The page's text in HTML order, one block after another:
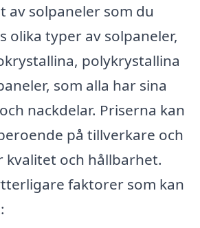
av solpaneler som du
olika typer av solpaneler,
polykrystallina
som alla har sina
nackdelar. Priserna kan
på tillverkare och
kvalitet och hållbarhet.
faktorer som kan